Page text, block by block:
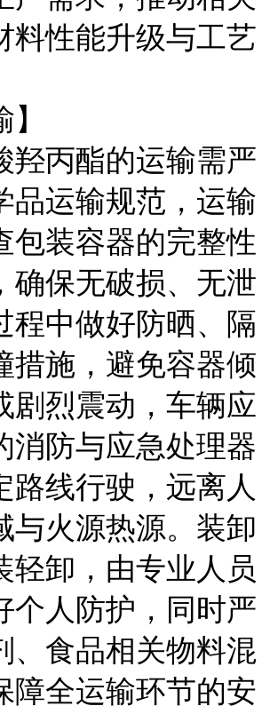
料性能升级与工艺
羟丙酯的运输需严
品运输规范，运输
包装容器的完整性
确保无破损、无泄
程中做好防晒、隔
措施，避免容器倾
剧烈震动，车辆应
消防与应急处理器
路线行驶，远离人
与火源热源。装卸
轻卸，由专业人员
个人防护，同时严
、食品相关物料混
障全运输环节的安